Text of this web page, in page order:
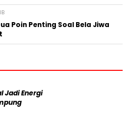
Poin Penting Soal Bela Jiwa
Jadi Energi